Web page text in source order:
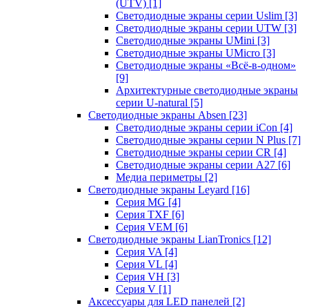
(UTV) [1]
Светодиодные экраны серии Uslim [3]
Светодиодные экраны серии UTW [3]
Светодиодные экраны UMini [3]
Светодиодные экраны UMicro [3]
Светодиодные экраны «Всё-в-одном»
[9]
Архитектурные светодиодные экраны
серии U-natural [5]
Светодиодные экраны Absen [23]
Светодиодные экраны серии iCon [4]
Светодиодные экраны серии N Plus [7]
Светодиодные экраны серии CR [4]
Светодиодные экраны серии А27 [6]
Медиа периметры [2]
Светодиодные экраны Leyard [16]
Серия MG [4]
Серия TXF [6]
Серия VEM [6]
Светодиодные экраны LianTronics [12]
Серия VA [4]
Серия VL [4]
Серия VH [3]
Серия V [1]
Аксессуары для LED панелей [2]